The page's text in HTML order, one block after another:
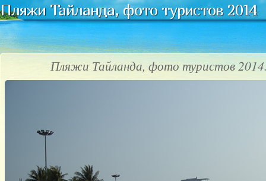
Пляжи Тайланда, фото туристов 2014
Пляжи Тайланда, фото туристов